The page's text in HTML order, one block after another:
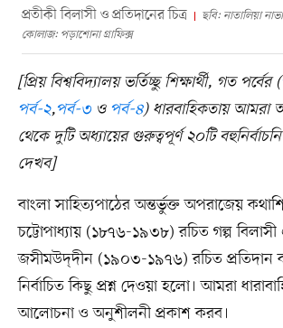
প্রতীকী বিলাসী ও প্রতিদানের চিত্র
ছবি: নাতালিয়া
কোলাজ: পড়াশোনা গ্রাফিক্স
[প্রিয় বিশ্ববিদ্যালয় ভর্তিচ্ছু শিক্ষার্থী, গত পর্বের (
পর্ব-২,পর্ব-৩ও পর্ব-৪) ধারবাহিকতায় আমরা
থেকে দুটি অধ্যায়ের গুরুত্বপূর্ণ ২০টি
দেখব]
বাংলা সাহিত্যপাঠের অন্তর্ভুক্ত অপরাজেয়
চট্টোপাধ্যায় (১৮৭৬-১৯৩৮) রচিত গল্প বিলাসী
জসীমউদ্‌দীন (১৯০৩-১৯৭৬) রচিত
নির্বাচিত কিছু প্রশ্ন দেওয়া হলো। আমরা
আলোচনা ও অনুশীলনী প্রকাশ করব।